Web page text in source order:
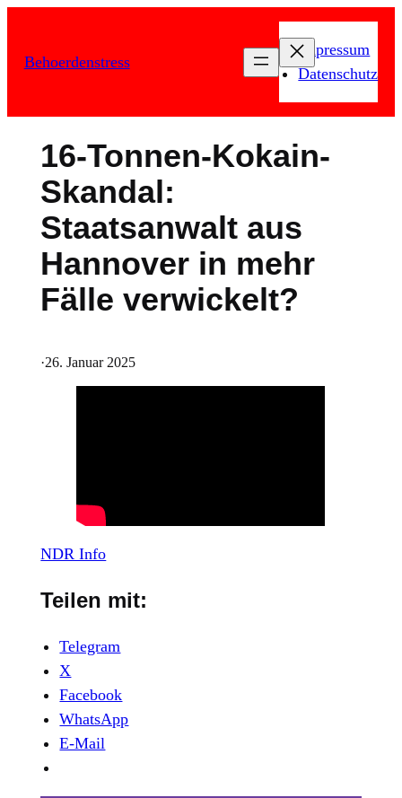
springen
Behoerdenstress
Impressum
Datenschutz
16-Tonnen-Kokain-
Skandal:
Staatsanwalt aus
Hannover in mehr
Fälle verwickelt?
·26. Januar 2025
NDR Info
Teilen mit:
Telegram
X
Facebook
WhatsApp
E-Mail